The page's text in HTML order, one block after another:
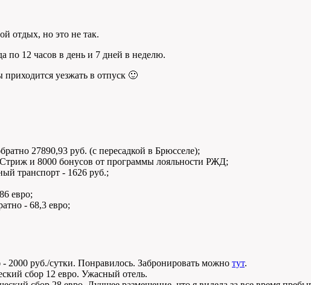
отдых, но это не так.
по 12 часов в день и 7 дней в неделю.
уезжать в отпуск 🙂
27890,93 руб. (с пересадкой в Брюсселе);
и 8000 бонусов от программы лояльности РЖД;
транспорт - 1626 руб.;
евро;
- 68,3 евро;
руб./сутки. Понравилось. Забронировать можно тут.
сбор 12 евро. Ужасный отель.